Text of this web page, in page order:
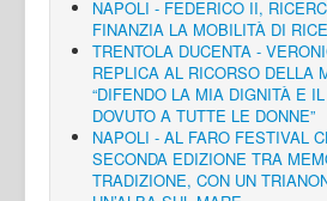
NAPOLI - FEDERICO II,
FINANZIA LA MOBILITÀ DI
TRENTOLA DUCENTA -
REPLICA AL RICORSO DELLA
“DIFENDO LA MIA DIGNITÀ E
DOVUTO A TUTTE LE DONNE”
NAPOLI - AL FARO FESTIVAL
SECONDA EDIZIONE TRA
TRADIZIONE, CON UN